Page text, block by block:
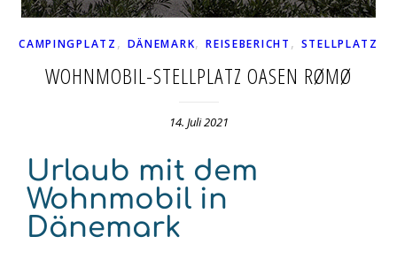
CAMPINGPLATZ , DÄNEMARK,REISEBERICHT , STELLPLATZ
WOHNMOBIL-STELLPLATZ OASEN RØMØ
14. Juli 2021
Urlaub mit dem
Wohnmobil in
Dänemark